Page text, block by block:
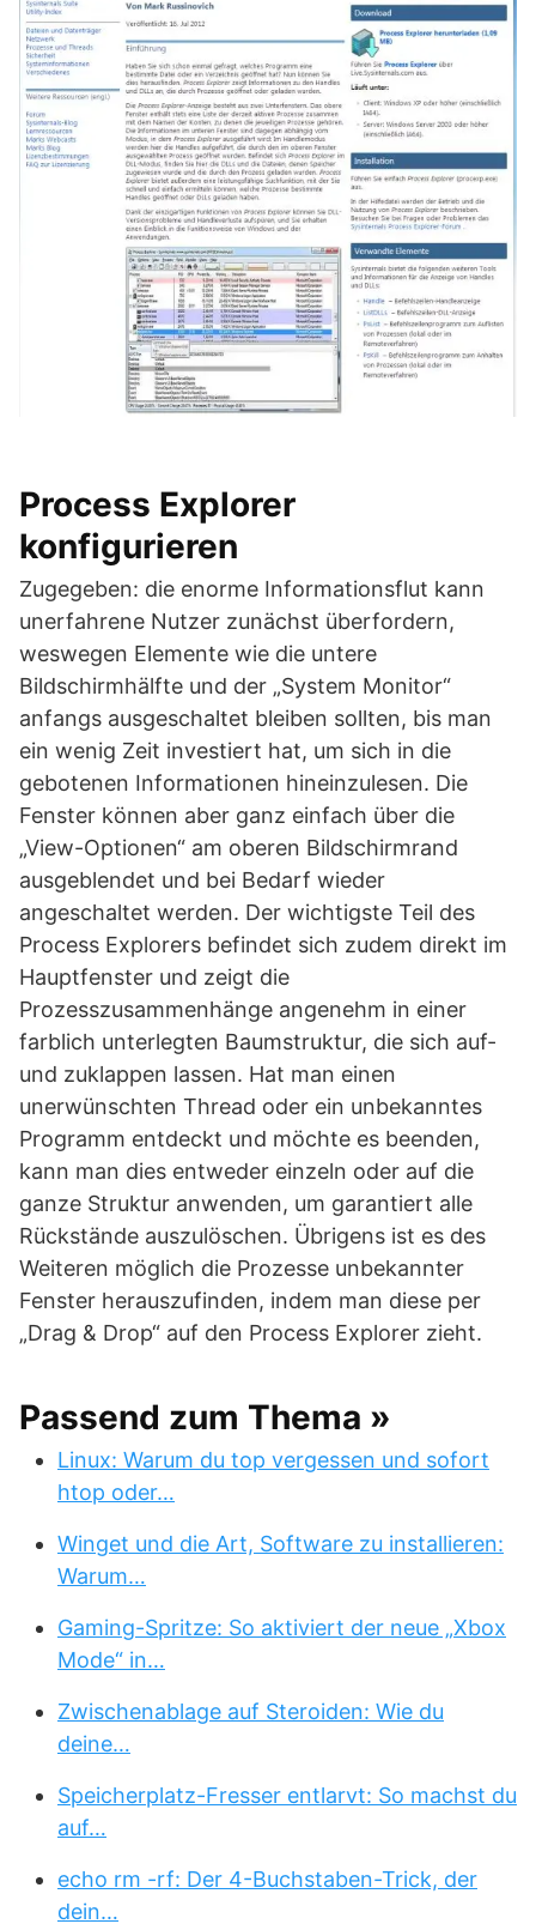
Process Explorer
konfigurieren
Zugegeben: die enorme Informationsflut kann
unerfahrene Nutzer zunächst überfordern,
weswegen Elemente wie die untere
Bildschirmhälfte und der „System Monitor“
anfangs ausgeschaltet bleiben sollten, bis man
ein wenig Zeit investiert hat, um sich in die
gebotenen Informationen hineinzulesen. Die
Fenster können aber ganz einfach über die
„View-Optionen“ am oberen Bildschirmrand
ausgeblendet und bei Bedarf wieder
angeschaltet werden. Der wichtigste Teil des
Process Explorers befindet sich zudem direkt im
Hauptfenster und zeigt die
Prozesszusammenhänge angenehm in einer
farblich unterlegten Baumstruktur, die sich auf-
und zuklappen lassen. Hat man einen
unerwünschten Thread oder ein unbekanntes
Programm entdeckt und möchte es beenden,
kann man dies entweder einzeln oder auf die
ganze Struktur anwenden, um garantiert alle
Rückstände auszulöschen. Übrigens ist es des
Weiteren möglich die Prozesse unbekannter
Fenster herauszufinden, indem man diese per
„Drag & Drop“ auf den Process Explorer zieht.
Passend zum Thema »
Linux: Warum du top vergessen und sofort
htop oder…
Winget und die Art, Software zu installieren:
Warum…
Gaming-Spritze: So aktiviert der neue „Xbox
Mode“ in…
Zwischenablage auf Steroiden: Wie du
deine…
Speicherplatz-Fresser entlarvt: So machst du
auf…
echo rm -rf: Der 4-Buchstaben-Trick, der
dein…